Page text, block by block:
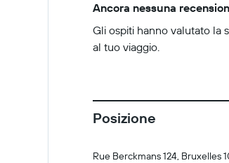
Ancora nessuna
Gli ospiti hanno valutato la
al tuo viaggio.
Posizione
Rue Berckmans 124, Bruxelles